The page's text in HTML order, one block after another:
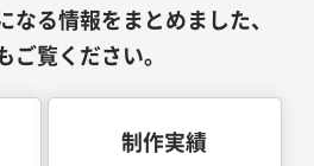
なる情報をまとめました、
ご覧ください。
制作実績